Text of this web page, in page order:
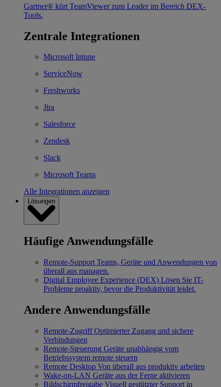
Gartner® kürt TeamViewer zum Leader im Bereich DEX-
Tools.
Zentrale Integrationen
Microsoft Intune
ServiceNow
Freshworks
Jira
Salesforce
Zendesk
Slack
Microsoft Teams
Alle Integrationen anzeigen
Lösungen
Häufige Anwendungsfälle
Remote-Support Teams, Geräte und Anwendungen von
überall aus managen.
Digital Employee Experience (DEX) Lösen Sie IT-
Probleme proaktiv, bevor die Produktivität leidet.
Andere Anwendungsfälle
Remote-Zugriff Optimierter Zugang und sichere
Verbindungen
Remote-Steuerung Geräte unabhängig vom
Betriebssystem remote steuern
Remote Desktop Von überall aus produktiv arbeiten
Wake-on-LAN Geräte aus der Ferne aktivieren
Bildschirmfreigabe Visuell gestützter Support in